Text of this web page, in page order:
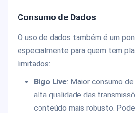
Consumo de Dados
O uso de dados também é um
especialmente para quem tem
limitados:
Bigo Live: Maior consumo
alta qualidade das
conteúdo mais robusto.